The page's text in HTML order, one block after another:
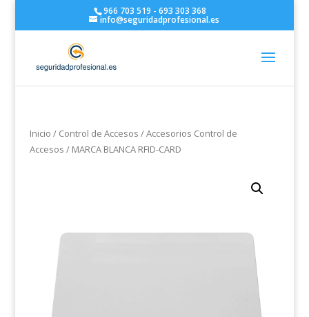
966 703 519 - 693 303 368
info@seguridadprofesional.es
Inicio / Control de Accesos /Accesorios Control de
Accesos / MARCA BLANCA RFID-CARD